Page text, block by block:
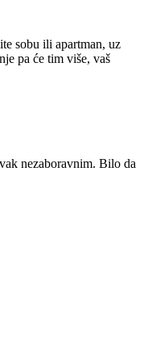
sobu ili apartman, uz
pa će tim više, vaš
nezaboravnim. Bilo da